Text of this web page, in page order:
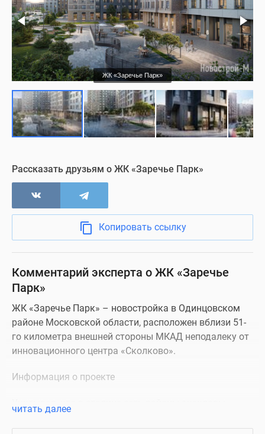
ЖК «Заречье Парк»
Подъезд
Холл
Квартиры с отделкой
Паркинг
Ход строительства
Съемки с воздуха
Нежилые помещения
Рассказать друзьям о ЖК «Заречье Парк»
Копировать ссылку
Комментарий эксперта о ЖК «Заречье
Парк»
ЖК «Заречье Парк» – новостройка в Одинцовском
районе Московской области, расположен вблизи 51-
го километра внешней стороны МКАД неподалеку от
инновационного центра «Сколково».
Информация о проекте
расположенные за МКАД, можно было бы считать,
что «Заречье Парк» Москва, однако
читать далее